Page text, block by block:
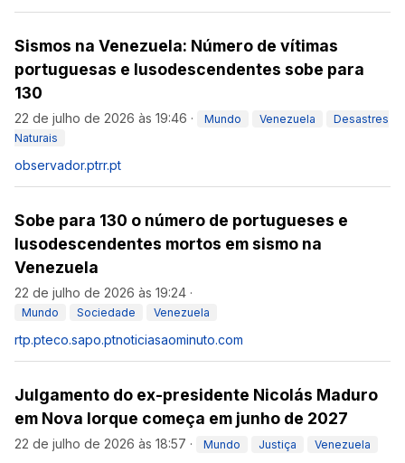
Sismos na Venezuela: Número de vítimas
portuguesas e lusodescendentes sobe para
130
22 de julho de 2026 às 19:46 · Mundo Venezuela
Desastres
Naturais
observador.ptrr.pt
Sobe para 130 o número de portugueses e
lusodescendentes mortos em sismo na
Venezuela
22 de julho de 2026 às 19:24 ·
Mundo Sociedade Venezuela
rtp.pteco.sapo.ptnoticiasaominuto.com
Julgamento do ex-presidente Nicolás Maduro
em Nova Iorque começa em junho de 2027
22 de julho de 2026 às 18:57 · Mundo Justiça Venezuela